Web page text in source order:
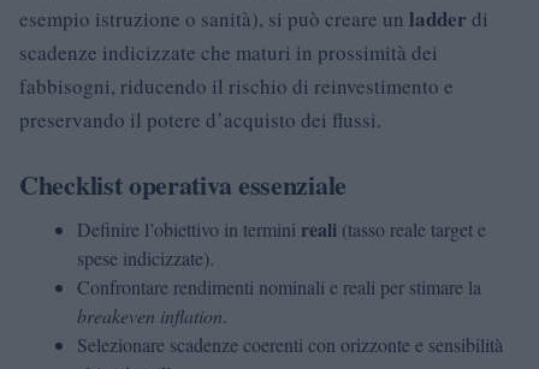
esempio istruzione o sanità), si può creare un ladder di
scadenze indicizzate che maturi in prossimità dei
fabbisogni, riducendo il rischio di reinvestimento e
preservando il potere d’acquisto dei flussi.
Checklist operativa essenziale
Definire l’obiettivo in termini reali (tasso reale target e
spese indicizzate).
Confrontare rendimenti nominali e reali per stimare la
breakeven inflation.
Selezionare scadenze coerenti con orizzonte e sensibilità